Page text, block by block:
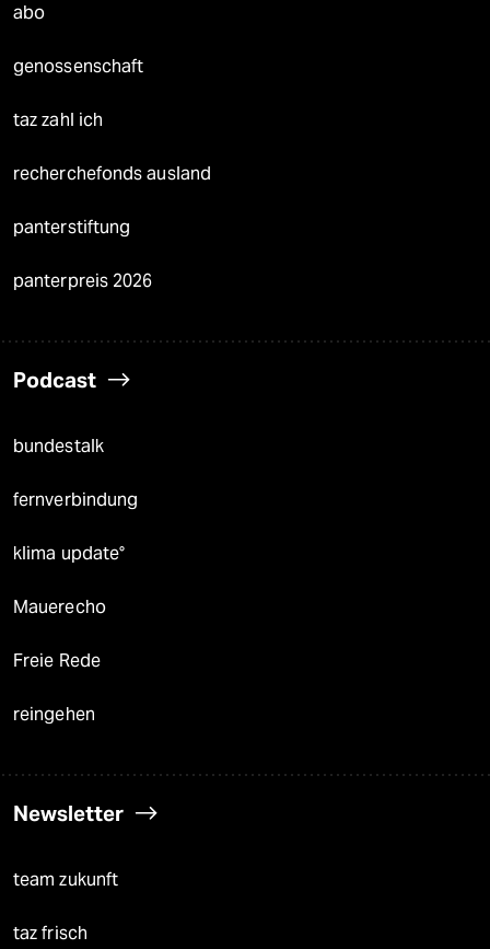
abo
genossenschaft
taz zahl ich
recherchefonds ausland
panterstiftung
panterpreis 2026
Podcast
bundestalk
fernverbindung
klima update°
Mauerecho
Freie Rede
reingehen
Newsletter
team zukunft
taz frisch